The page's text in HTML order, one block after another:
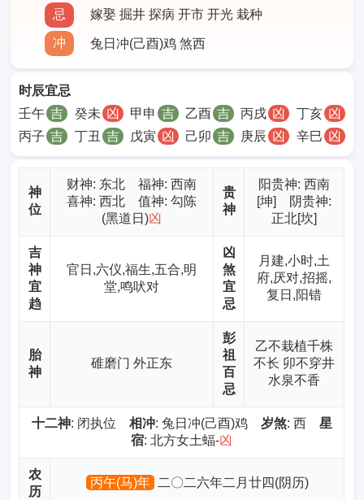
忌
嫁娶 掘井 探病 开市 开光 栽种
冲 兔日冲(己酉)鸡 煞西
时辰宜忌
丙子 吉 丁丑 吉 戊寅 凶 己卯 吉 庚辰 凶 辛巳 凶
壬午 吉 癸未 凶 甲申 吉 乙酉 吉 丙戌 凶 丁亥 凶
神
位
财神: 东北 福神: 西南
喜神: 西北 值神: 勾陈
(黑道日)凶
贵
神
阳贵神: 西南
[坤] 阴贵神:
正北[坎]
吉
神
宜
趋
官日,六仪,福生,五合,明
堂,鸣吠对
凶
煞
宜
忌
月建,小时,土
府,厌对,招摇,
复日,阳错
胎
神
碓磨门 外正东
彭
祖
百
忌
乙不栽植千株
不长 卯不穿井
水泉不香
十二神: 闭执位 相冲: 兔日冲(己酉)鸡 岁煞: 西 星
宿: 北方女土蝠-凶
农
历
丙午(马)年 二〇二六年二月廿四(阴历)